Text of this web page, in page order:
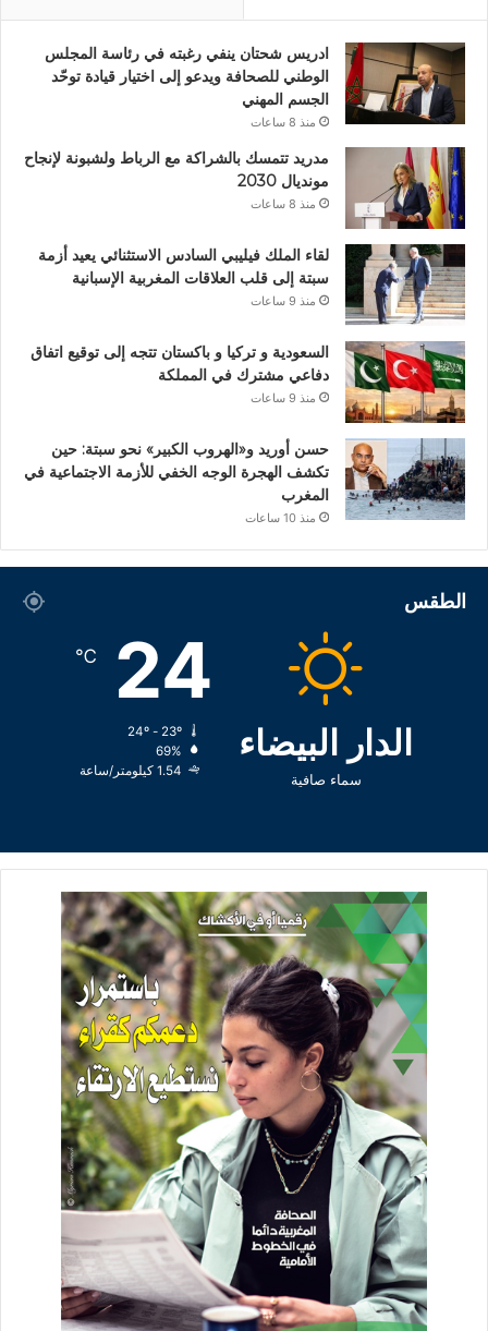
ادريس شحتان ينفي رغبته في رئاسة المجلس
الوطني للصحافة ويدعو إلى اختيار قيادة توحّد
الجسم المهني
منذ 8 ساعات
مدريد تتمسك بالشراكة مع الرباط ولشبونة لإنجاح
مونديال 2030
منذ 8 ساعات
لقاء الملك فيليبي السادس الاستثنائي يعيد أزمة
سبتة إلى قلب العلاقات المغربية الإسبانية
منذ 9 ساعات
السعودية و تركيا و باكستان تتجه إلى توقيع اتفاق
دفاعي مشترك في المملكة
منذ 9 ساعات
حسن أوريد و«الهروب الكبير» نحو سبتة: حين
تكشف الهجرة الوجه الخفي للأزمة الاجتماعية في
المغرب
منذ 10 ساعات
الطقس
الدار البيضاء
سماء صافية
24
℃
69%
1.54 كيلومتر/ساعة